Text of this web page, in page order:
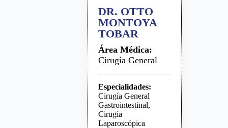
DR. OTTO
MONTOYA
TOBAR
Área Médica:
Cirugía General
Especialidades:
Cirugía General
Gastrointestinal,
Cirugía
Laparoscópica